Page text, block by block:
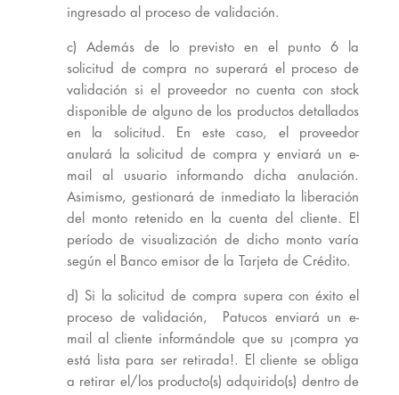
ingresado al proceso de validación.
c) Además de lo previsto en el punto 6 la
solicitud de compra no superará el proceso de
validación si el proveedor no cuenta con stock
disponible de alguno de los productos detallados
en la solicitud. En este caso, el proveedor
anulará la solicitud de compra y enviará un e-
mail al usuario informando dicha anulación.
Asimismo, gestionará de inmediato la liberación
del monto retenido en la cuenta del cliente. El
período de visualización de dicho monto varía
según el Banco emisor de la Tarjeta de Crédito.
d) Si la solicitud de compra supera con éxito el
proceso de validación, Patucos enviará un e-
mail al cliente informándole que su ¡compra ya
está lista para ser retirada!. El cliente se obliga
a retirar el/los producto(s) adquirido(s) dentro de